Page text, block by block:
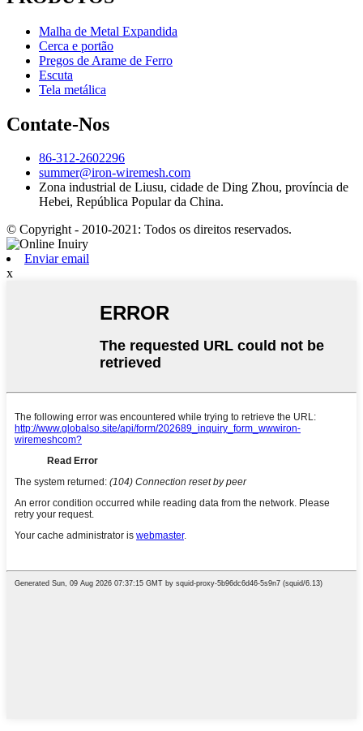
Malha de Metal Expandida
Cerca e portão
Pregos de Arame de Ferro
Escuta
Tela metálica
Contate-Nos
86-312-2602296
summer@iron-wiremesh.com
Zona industrial de Liusu, cidade de Ding Zhou, província de
Hebei, República Popular da China.
© Copyright - 2010-2021: Todos os direitos reservados.
Enviar email
x